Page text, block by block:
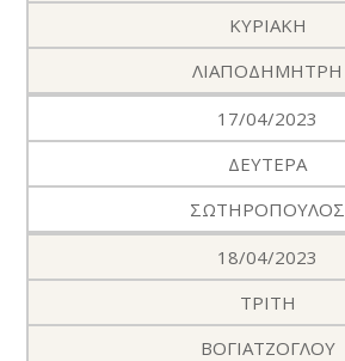
ΚΥΡΙΑΚΗ
ΛΙΑΠΟΔΗΜΗΤΡΗ
17/04/2023
ΔΕΥΤΕΡΑ
ΣΩΤΗΡΟΠΟΥΛΟΣ
18/04/2023
ΤΡΙΤΗ
ΒΟΓΙΑΤΖΟΓΛΟΥ